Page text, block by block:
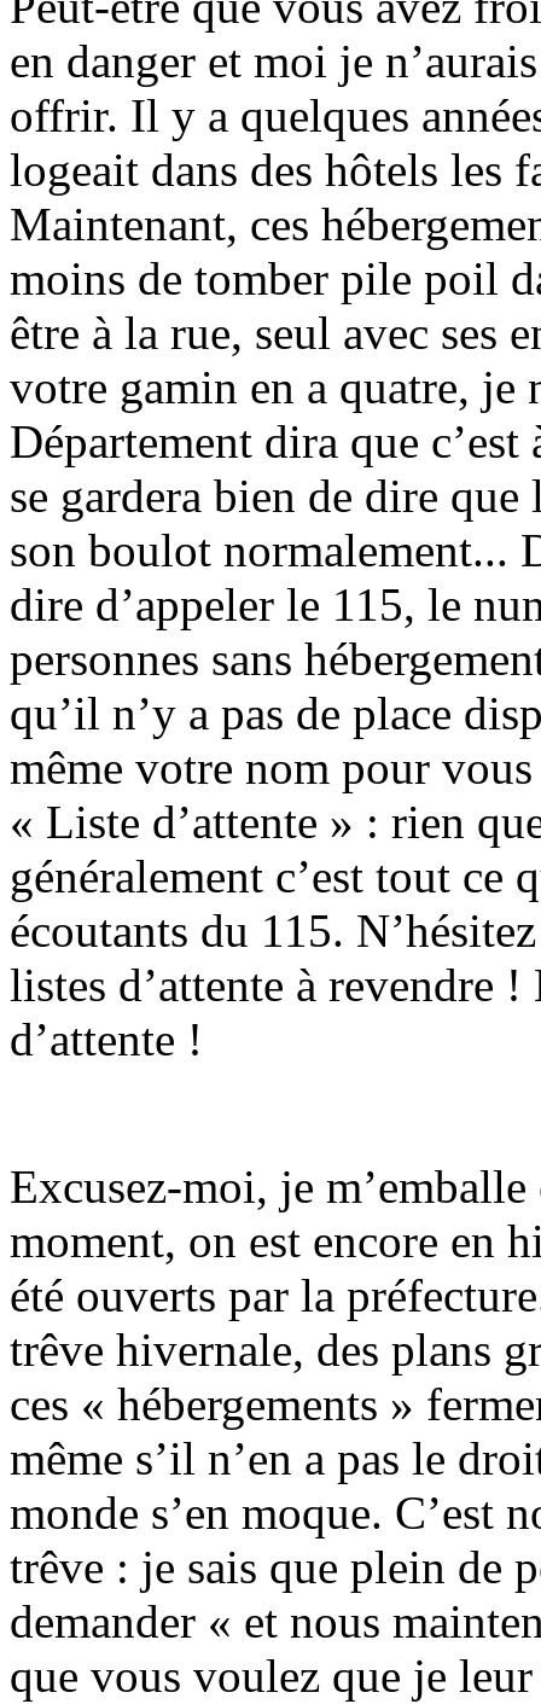
en danger et moi je
offrir. Il y a quelques
logeait dans des hôtels les
Maintenant, ces
moins de tomber pile poil
être à la rue, seul avec ses
votre gamin en a quatre,
Département dira que c’est
se gardera bien de dire que
son boulot normalement...
dire d’appeler le 115, le
personnes sans
qu’il n’y a pas de place
même votre nom pour
« Liste d’attente » : rien
généralement c’est tout ce
écoutants du 115.
listes d’attente à revendre
d’attente !
Excusez-moi, je m’emballe
moment, on est encore en
été ouverts par la
trêve hivernale, des plans
ces « hébergements »
même s’il n’en a pas le
monde s’en moque. C’est
trêve : je sais que plein de
demander « et nous
que vous voulez que je